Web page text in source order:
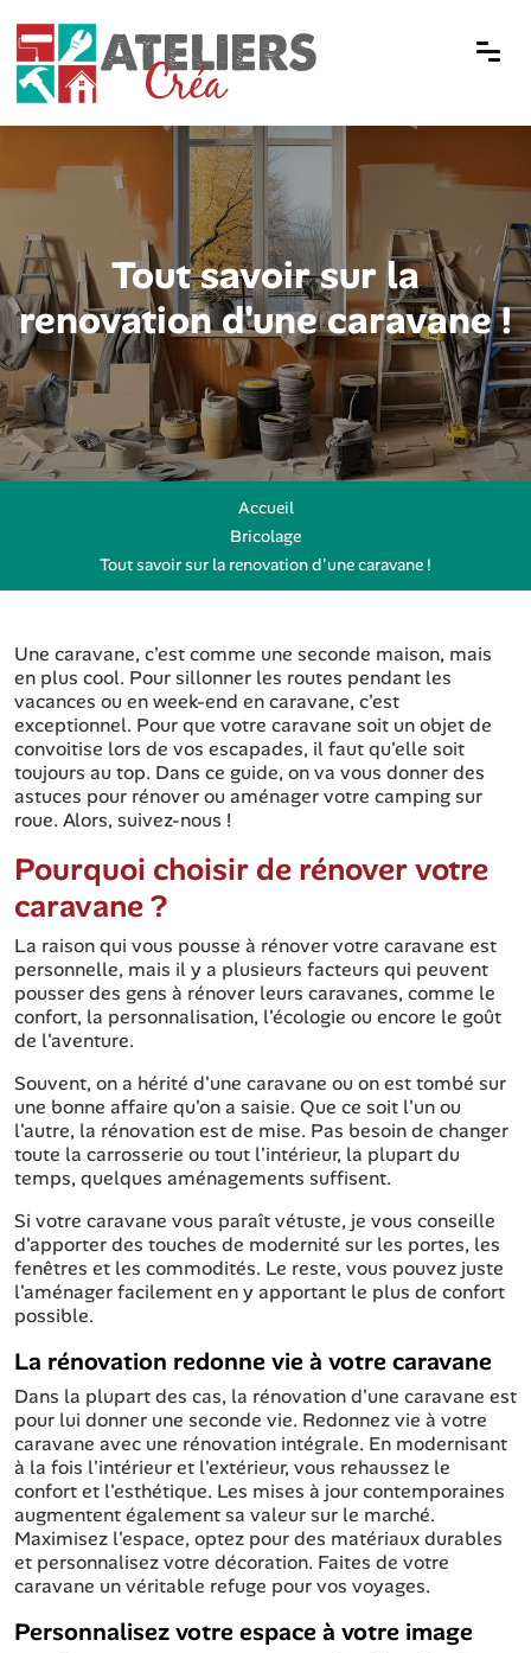
Tout savoir sur la
renovation d'une caravane !
Accueil
Bricolage
Tout savoir sur la renovation d'une caravane !
Une caravane, c'est comme une seconde maison, mais
en plus cool. Pour sillonner les routes pendant les
vacances ou en week-end en caravane, c'est
exceptionnel. Pour que votre caravane soit un objet de
convoitise lors de vos escapades, il faut qu'elle soit
toujours au top. Dans ce guide, on va vous donner des
astuces pour rénover ou aménager votre camping sur
roue. Alors, suivez-nous !
Pourquoi choisir de rénover votre
caravane ?
La raison qui vous pousse à rénover votre caravane est
personnelle, mais il y a plusieurs facteurs qui peuvent
pousser des gens à rénover leurs caravanes, comme le
confort, la personnalisation, l'écologie ou encore le goût
de l'aventure.
Souvent, on a hérité d'une caravane ou on est tombé sur
une bonne affaire qu'on a saisie. Que ce soit l'un ou
l'autre, la rénovation est de mise. Pas besoin de changer
toute la carrosserie ou tout l'intérieur, la plupart du
temps, quelques aménagements suffisent.
Si votre caravane vous paraît vétuste, je vous conseille
d'apporter des touches de modernité sur les portes, les
fenêtres et les commodités. Le reste, vous pouvez juste
l'aménager facilement en y apportant le plus de confort
possible.
La rénovation redonne vie à votre caravane
Dans la plupart des cas, la rénovation d'une caravane est
pour lui donner une seconde vie. Redonnez vie à votre
caravane avec une rénovation intégrale. En modernisant
à la fois l'intérieur et l'extérieur, vous rehaussez le
confort et l'esthétique. Les mises à jour contemporaines
augmentent également sa valeur sur le marché.
Maximisez l'espace, optez pour des matériaux durables
et personnalisez votre décoration. Faites de votre
caravane un véritable refuge pour vos voyages.
Personnalisez votre espace à votre image